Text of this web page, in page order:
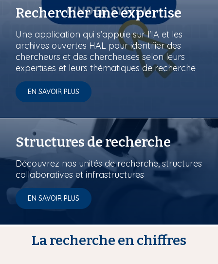
Rechercher une expertise
Une application qui s’appuie sur l'IA et les
archives ouvertes HAL pour identifier des
chercheurs et des chercheuses selon leurs
expertises et leurs thématiques de recherche
EN SAVOIR PLUS
Structures de recherche
Découvrez nos unités de recherche, structures
collaboratives et infrastructures
EN SAVOIR PLUS
La recherche en chiffres